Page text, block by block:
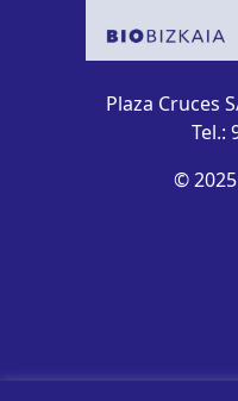
Plaza Cruces
Tel.:
©